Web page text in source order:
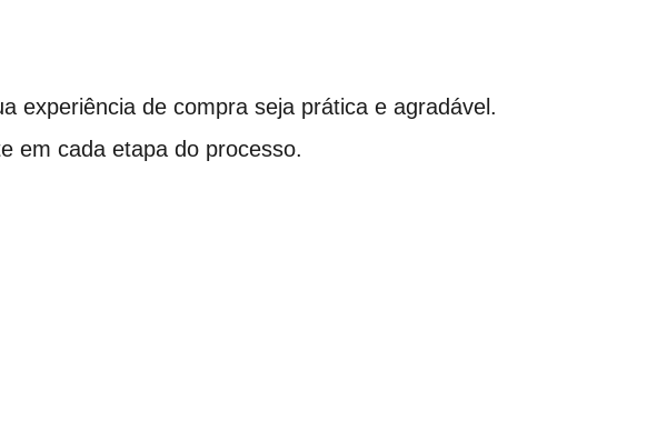
experiência de compra seja prática e agradável.
em cada etapa do processo.